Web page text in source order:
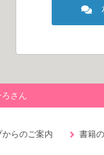
さん
らのご案内 書籍